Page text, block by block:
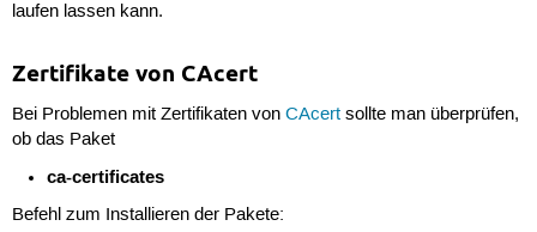
laufen lassen kann.
Zertifikate von CAcert
Bei Problemen mit Zertifikaten von CAcertsollte man überprüfen,
ob das Paket
ca-certificates
Befehl zum Installieren der Pakete: